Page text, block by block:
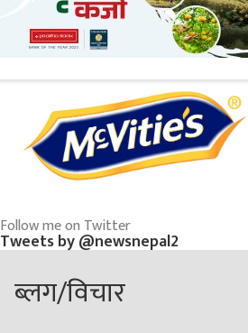
Follow me on Twitter
Tweets by @newsnepal2
ब्लग/विचार